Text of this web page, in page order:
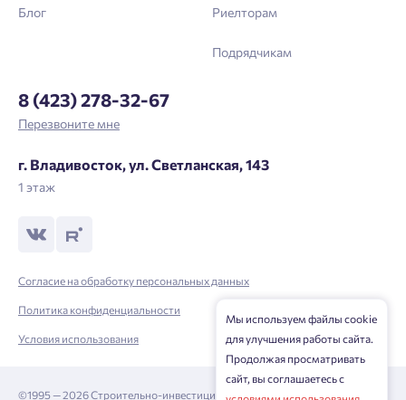
Блог Риелторам
Подрядчикам
8 (423) 278-32-67
Перезвоните мне
г. Владивосток, ул. Светланская, 143
1 этаж
Согласие на обработку персональных данных
Политика конфиденциальности
Условия использования
©1995 — 2026 Строительно-инвестиционная корпорация
Мы используем файлы cookie
для улучшения работы сайта.
Продолжая просматривать
сайт, вы соглашаетесь с
Нажимая кнопку «Отправить», вы даёте согласие на обработку
персональных данных.